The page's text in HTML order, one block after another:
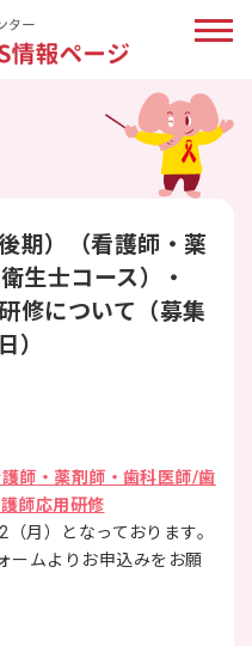
期）（看護師・薬
生士コース）・
修について（募集
）
師・薬剤師・歯科医師/歯
師応用研修
月）となっております。
ームよりお申込みをお願